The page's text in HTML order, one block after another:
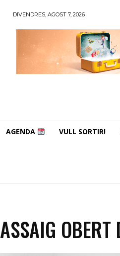
DIVENDRES, AGOST 7, 2026
AGENDA VULL SORTIR!
ASSAIG OBERT